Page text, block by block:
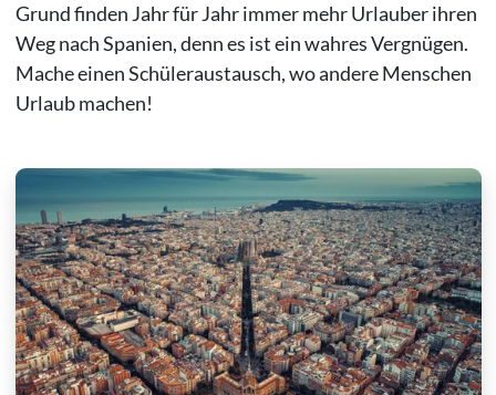
Grund finden Jahr für Jahr immer mehr Urlauber ihren
Weg nach Spanien, denn es ist ein wahres Vergnügen.
Mache einen Schüleraustausch, wo andere Menschen
Urlaub machen!